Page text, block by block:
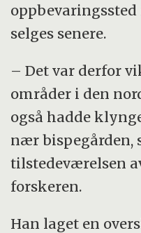
selges senere.
– Det var derfor
områder i den
også hadde
nær bispegården,
tilstedeværelsen
forskeren.
Han laget en